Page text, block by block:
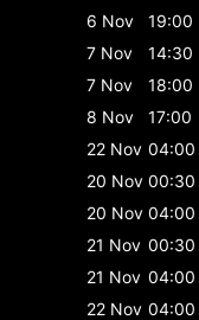
6 Nov
19:00
7 Nov
14:30
7 Nov
18:00
8 Nov
17:00
22 Nov 04:00
20 Nov 00:30
20 Nov 04:00
21 Nov 00:30
21 Nov 04:00
22 Nov 04:00